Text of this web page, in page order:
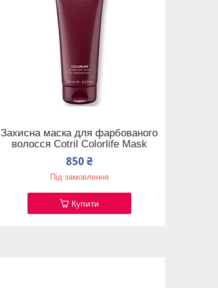
Захисна маска для фарбованого
волосся Cotril Colorlife Mask
850 ₴
Під замовлення
Купити